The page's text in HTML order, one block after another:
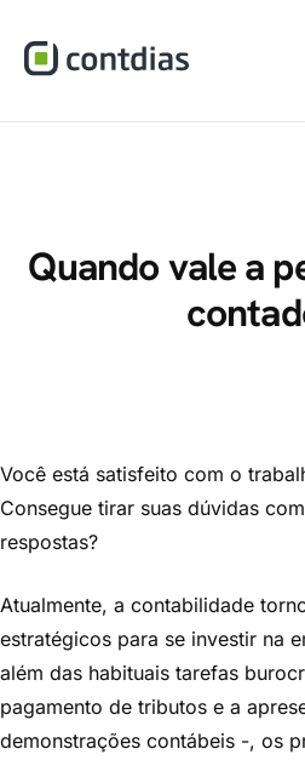
Materiais
Quando vale a
Você está satisfeito com o
Consegue tirar suas dúvidas
respostas?
Atualmente, a contabilidade
estratégicos para se investir na
além das habituais tarefas
pagamento de tributos e a
demonstrações contábeis -, os